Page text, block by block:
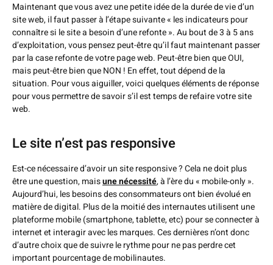
Maintenant que vous avez une petite idée de la durée de vie d’un
site web, il faut passer à l’étape suivante « les indicateurs pour
connaître si le site a besoin d’une refonte ». Au bout de 3 à 5 ans
d’exploitation, vous pensez peut-être qu’il faut maintenant passer
par la case refonte de votre page web. Peut-être bien que OUI,
mais peut-être bien que NON ! En effet, tout dépend de la
situation. Pour vous aiguiller, voici quelques éléments de réponse
pour vous permettre de savoir s’il est temps de refaire votre site
web.
Le site n’est pas responsive
Est-ce nécessaire d’avoir un site responsive ? Cela ne doit plus
être une question, maisune nécessité, à l’ère du « mobile-only ».
Aujourd’hui, les besoins des consommateurs ont bien évolué en
matière de digital. Plus de la moitié des internautes utilisent une
plateforme mobile (smartphone, tablette, etc) pour se connecter à
internet et interagir avec les marques. Ces dernières n’ont donc
d’autre choix que de suivre le rythme pour ne pas perdre cet
important pourcentage de mobilinautes.